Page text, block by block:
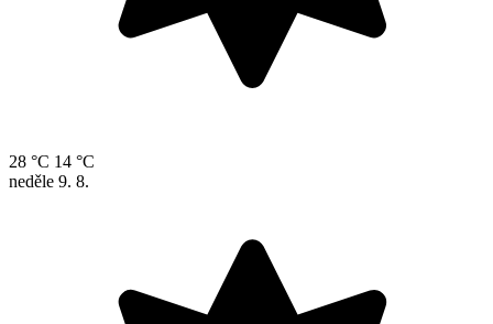
28 °C 14 °C
neděle 9. 8.